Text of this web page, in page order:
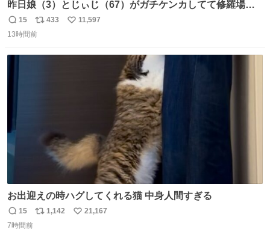
昨日娘（3）とじぃじ（67）がガチケンカしてて修羅場だ
ったんだけど、ふぉるては可能な限り平たくなってまし
た。犬が1番空気読める。
返
信
15
リ
ポ
433
い
11,597
13時間前
お出迎えの時ハグしてくれる猫 中身人間すぎる
返
信
15
リ
1,142
い
21,167
7時間前